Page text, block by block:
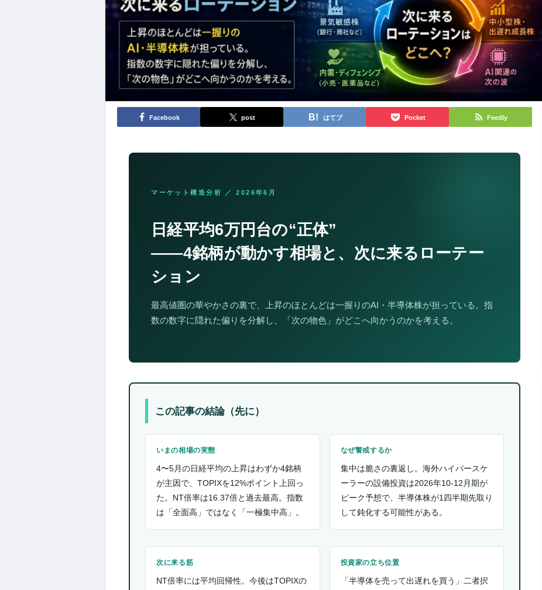
Facebook post はてブ Pocket Feedly
マーケット構造分析 ／ 2026年6月
日経平均6万円台の“正体”
――4銘柄が動かす相場と、次に来るローテー
ション
最高値圏の華やかさの裏で、上昇のほとんどは一握りのAI・半導体株が担っている。指
数の数字に隠れた偏りを分解し、「次の物色」がどこへ向かうのかを考える。
この記事の結論（先に）
いまの相場の実態
4〜5月の日経平均の上昇はわずか4銘柄
が主因で、TOPIXを12%ポイント上回っ
た。NT倍率は16.37倍と過去最高。指数
は「全面高」ではなく「一極集中高」。
なぜ警戒するか
集中は脆さの裏返し。海外ハイパースケ
ーラーの設備投資は2026年10-12月期が
ピーク予想で、半導体株が1四半期先取り
して鈍化する可能性がある。
次に来る筋
NT倍率には平均回帰性。今後はTOPIXの
投資家の立ち位置
「半導体を売って出遅れを買う」二者択